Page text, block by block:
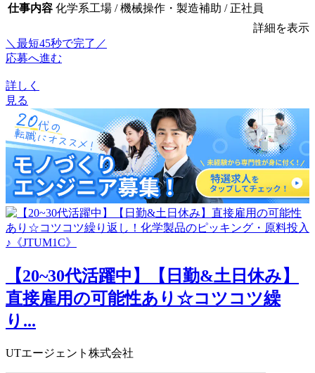
仕事内容 化学系工場 / 機械操作・製造補助 / 正社員
詳細を表示
＼最短45秒で完了／
応募へ進む
詳しく
見る
【20~30代活躍中】【日勤&土日休み】
直接雇用の可能性あり☆コツコツ繰
り...
UTエージェント株式会社